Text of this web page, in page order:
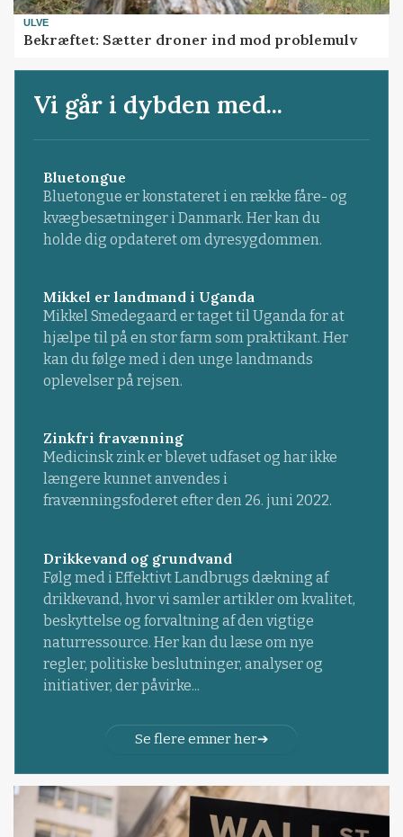
ULVE
Bekræftet: Sætter droner ind mod problemulv
Vi går i dybden med...
Bluetongue
Bluetongue er konstateret i en række fåre- og
kvægbesætninger i Danmark. Her kan du
holde dig opdateret om dyresygdommen.
Mikkel er landmand i Uganda
Mikkel Smedegaard er taget til Uganda for at
hjælpe til på en stor farm som praktikant. Her
kan du følge med i den unge landmands
oplevelser på rejsen.
Zinkfri fravænning
Medicinsk zink er blevet udfaset og har ikke
længere kunnet anvendes i
fravænningsfoderet efter den 26. juni 2022.
Drikkevand og grundvand
Følg med i Effektivt Landbrugs dækning af
drikkevand, hvor vi samler artikler om kvalitet,
beskyttelse og forvaltning af den vigtige
naturressource. Her kan du læse om nye
regler, politiske beslutninger, analyser og
initiativer, der påvirke...
Se flere emner her